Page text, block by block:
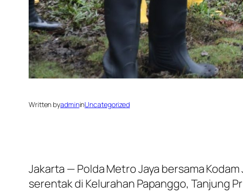
Written byadmininUncategorized
Jakarta — Polda Metro Jaya bersama
serentak di Kelurahan Papanggo, Tanjung